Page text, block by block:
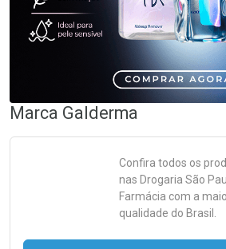
Marca Galderma
Confira todos os
nas Drogaria São
Farmácia com a
qualidade do Brasil.